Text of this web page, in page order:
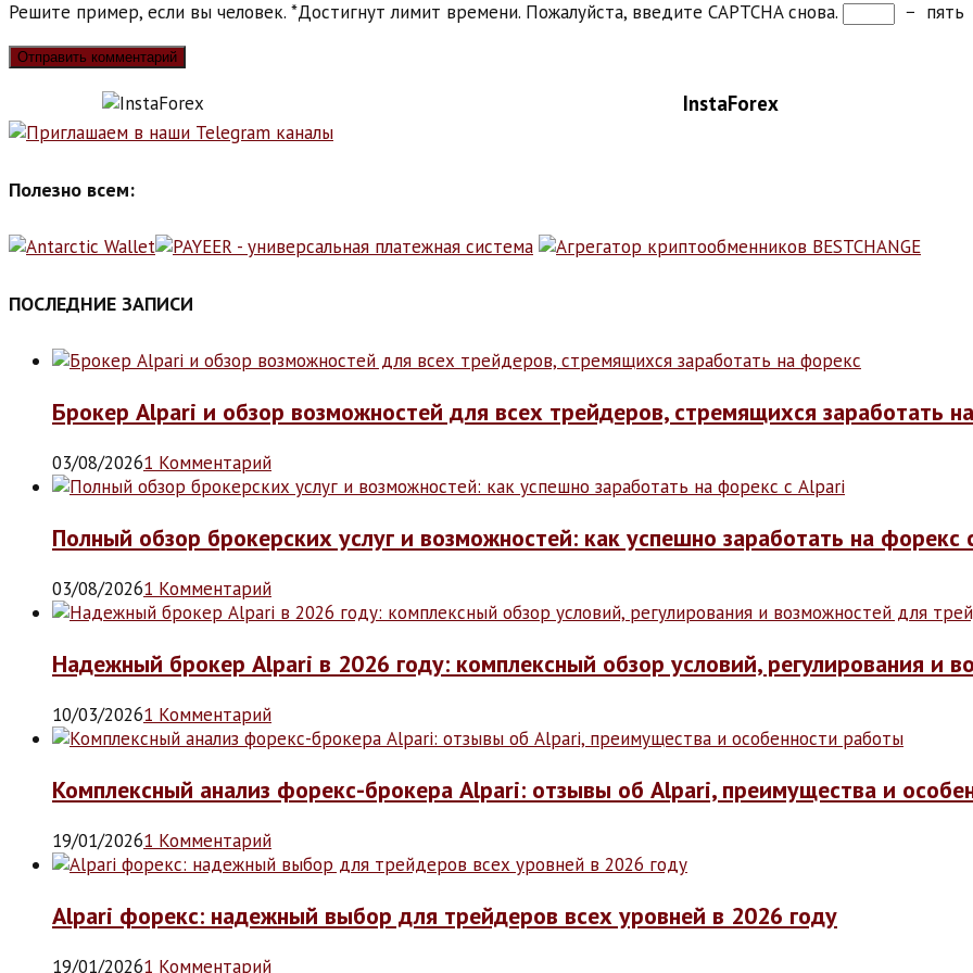
Решите пример, если вы человек. *Достигнут лимит времени. Пожалуйста, введите CAPTCHA снова. − пять
InstaForex
Полезно всем:
ПОСЛЕДНИЕ ЗАПИСИ
Брокер Alpari и обзор возможностей для всех трейдеров, стремящихся заработать
03/08/20261 Комментарий
Полный обзор брокерских услуг и возможностей: как успешно заработать на форекс
03/08/20261 Комментарий
Надежный брокер Alpari в 2026 году: комплексный обзор условий, регулирования и
10/03/20261 Комментарий
Комплексный анализ форекс-брокера Alpari: отзывы об Alpari, преимущества и
19/01/20261 Комментарий
Alpari форекс: надежный выбор для трейдеров всех уровней в 2026 году
19/01/20261 Комментарий